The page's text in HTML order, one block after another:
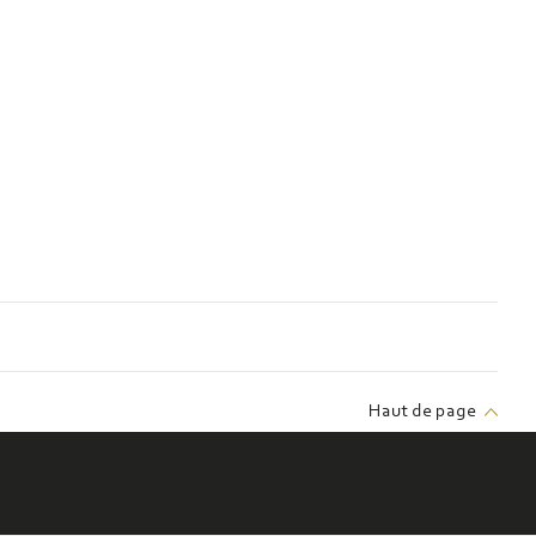
Haut de page